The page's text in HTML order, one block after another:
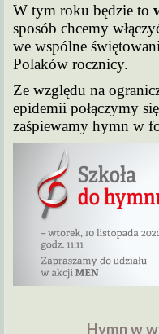
W tym roku będzie to
sposób chcemy
we wspólne
Polaków rocznicy.
Ze względu na
epidemii połączymy
zaśpiewamy hymn w
Hymn w